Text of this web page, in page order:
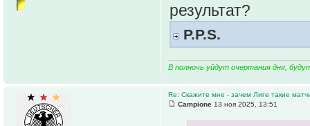
результат?
P.P.S.
В полночь уйдут очертания дня,
Re: Скажите мне - зачем Лиге такие
Campione 13 ноя 2025, 13:51